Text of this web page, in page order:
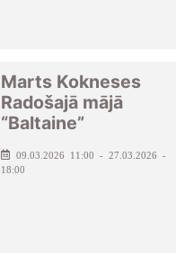
Marts Kokneses
Radošajā mājā
“Baltaine”
09.03.2026 11:00 - 27.03.2026 -
18:00